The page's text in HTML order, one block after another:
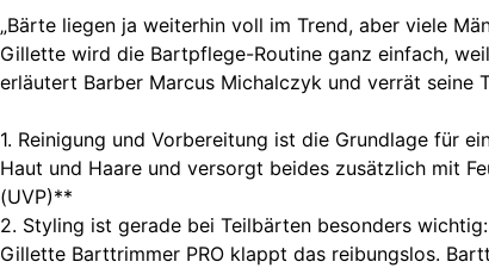
„Bärte liegen ja weiterhin voll im Trend, aber viele
Gillette wird die Bartpflege-Routine ganz einfach,
erläutert Barber Marcus Michalczyk und verrät seine
1. Reinigung und Vorbereitung ist die Grundlage für
Haut und Haare und versorgt beides zusätzlich mit
(UVP)**
2. Styling ist gerade bei Teilbärten besonders
Gillette Barttrimmer PRO klappt das reibungslos.